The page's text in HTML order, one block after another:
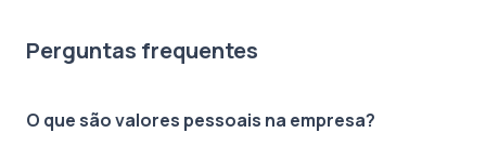
Perguntas frequentes
O que são valores pessoais na empresa?